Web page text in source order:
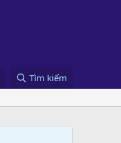
Tìm kiếm